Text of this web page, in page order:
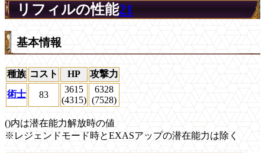
リフィルの性能21
基本情報
種族 コスト HP
攻撃力
術士
83
3615
(4315)
6328
(7528)
()内は潜在能力解放時の値
※レジェンドモード時とEXASアップの潜在能力は除く